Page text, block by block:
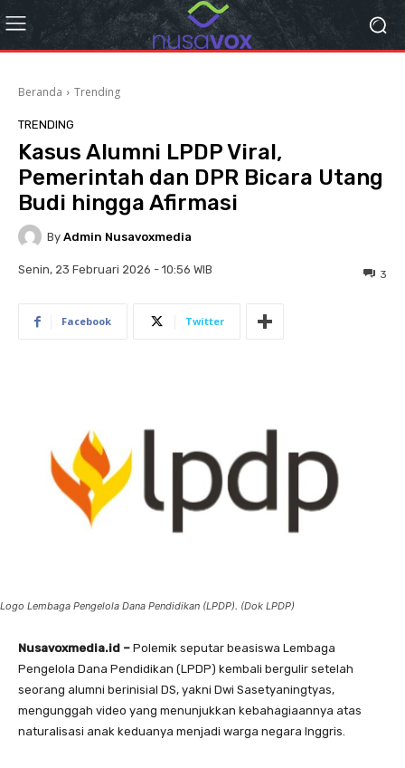
Beranda Trending
TRENDING
Kasus Alumni LPDP Viral,
Pemerintah dan DPR Bicara Utang
Budi hingga Afirmasi
By Admin Nusavoxmedia
Senin, 23 Februari 2026 - 10:56 WIB 3
Facebook Twitter
Logo Lembaga Pengelola Dana Pendidikan (LPDP). (Dok LPDP)
Nusavoxmedia.id – Polemik seputar beasiswa Lembaga
Pengelola Dana Pendidikan (LPDP) kembali bergulir setelah
seorang alumni berinisial DS, yakni Dwi Sasetyaningtyas,
mengunggah video yang menunjukkan kebahagiaannya atas
naturalisasi anak keduanya menjadi warga negara Inggris.